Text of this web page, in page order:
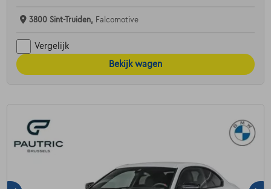
3800 Sint-Truiden, Falcomotive
Vergelijk
Bekijk wagen